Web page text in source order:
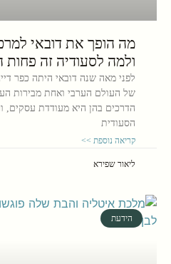
מה הופך את דובאי
ולמה לסעודיה זה פחות
לפני מאה שנה דובאי היתה כפר
של העולם הערבי ואחת מבירות
הדרכים בהן היא מעודדת עסקים,
הסעודית
קריאה נוספת >>
ליאור שפירא
הידעת